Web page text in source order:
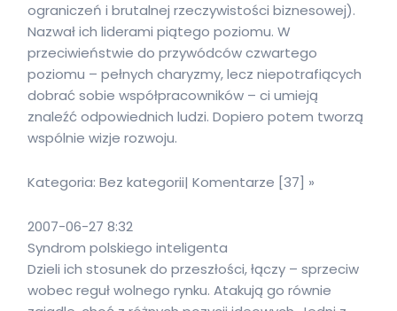
ograniczeń i brutalnej rzeczywistości biznesowej).
Nazwał ich liderami piątego poziomu. W
przeciwieństwie do przywódców czwartego
poziomu – pełnych charyzmy, lecz niepotrafiących
dobrać sobie współpracowników – ci umieją
znaleźć odpowiednich ludzi. Dopiero potem tworzą
wspólnie wizje rozwoju.
Kategoria: Bez kategorii| Komentarze [37] »
2007-06-27 8:32
Syndrom polskiego inteligenta
Dzieli ich stosunek do przeszłości, łączy – sprzeciw
wobec reguł wolnego rynku. Atakują go równie